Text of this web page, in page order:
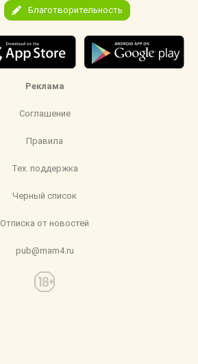
Благотворительность
Реклама
Соглашение
Правила
Тех. поддержка
Черный список
Отписка от новостей
pub@mam4.ru